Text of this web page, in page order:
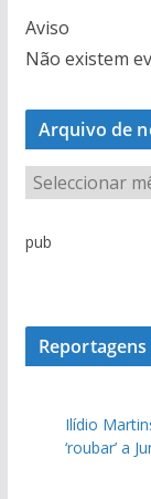
Aviso
Não existem
Arquivo de
r
q
d
pub
Reportagens
Ilídio
‘roubar’ a